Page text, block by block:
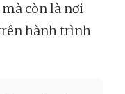
còn là nơi
hành trình